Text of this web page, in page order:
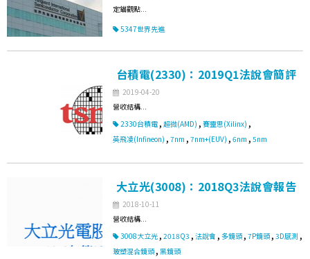
定錨觀點...
5347世界先進
台積電(2330)：2019Q1法說會簡評
2019-04-20
營收結構...
2330台積電 , 超微(AMD) , 賽靈思(Xilinx) ,
英飛凌(Infineon) , 7nm , 7nm+(EUV) , 6nm , 5nm
大立光(3008)：2018Q3法說會報告
2018-10-11
營收結構...
3008大立光 , 2018Q3 , 法說會 , 多鏡頭 , 7P鏡頭 , 3D感測 ,
玻塑混合鏡頭 , 黑鏡頭